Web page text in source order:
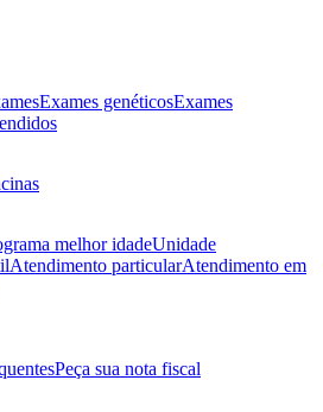
Exames genéticosExames
melhor idadeUnidade
Atendimento particularAtendimento em
Peça sua nota fiscal